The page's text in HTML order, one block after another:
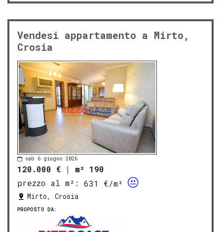
Vendesi appartamento a Mirto,
Crosia
sab 6 giugno 2026
120.000 € | m² 190
prezzo al m²:
631 €/m²
Mirto, Crosia
PROPOSTO DA: